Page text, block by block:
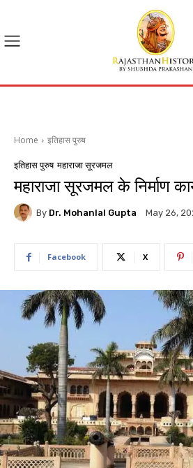
Home इतिहास पुरुष
इतिहास पुरुष महाराजा सूरजमल
महाराजा सूरजमल के निर्माण
By Dr. Mohanlal Gupta May 26,
Facebook X